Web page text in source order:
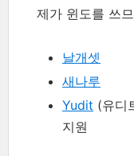
제가 윈도를 쓰
날개셋
새나루
Yudit (유디
지원